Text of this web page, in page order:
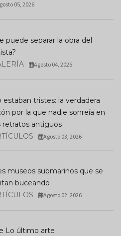
05, 2026
puede separar la obra del
Agosto 04, 2026
estaban tristes: la verdadera
por la que nadie sonreía en
retratos antiguos
Agosto 03, 2026
museos submarinos que se
buceando
Agosto 02, 2026
Lo último arte